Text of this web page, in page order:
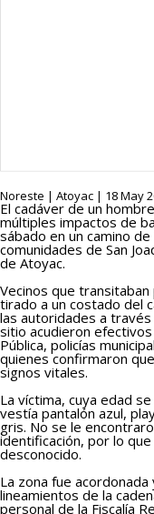
Noreste | Atoyac | 18 May
El cadáver de un
múltiples impactos de
sábado en un camino
comunidades de San
de Atoyac.
Vecinos que
tirado a un costado del
las autoridades a
sitio acudieron
Pública, policías
quienes confirmaron
signos vitales.
La víctima, cuya edad
vestía pantalón azul,
gris. No se le
identificación, por lo
desconocido.
La zona fue
lineamientos de la
personal de la Fiscalía